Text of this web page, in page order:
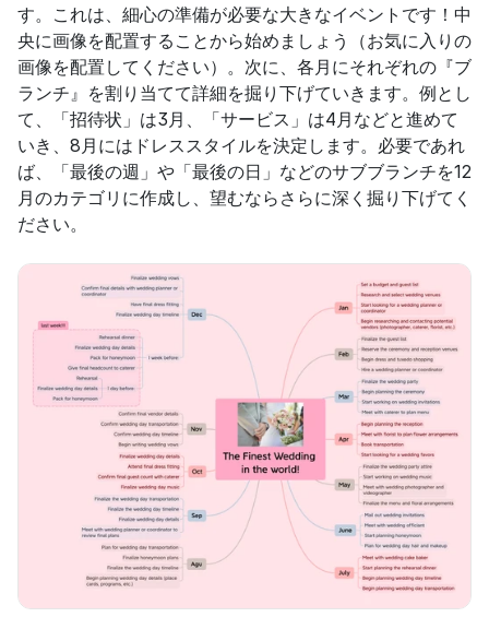
す。これは、細心の準備が必要な大きなイベントです！中
央に画像を配置することから始めましょう（お気に入りの
画像を配置してください）。次に、各月にそれぞれの『ブ
ランチ』を割り当てて詳細を掘り下げていきます。例とし
て、「招待状」は3月、「サービス」は4月などと進めて
いき、8月にはドレススタイルを決定します。必要であれ
ば、「最後の週」や「最後の日」などのサブブランチを12
月のカテゴリに作成し、望むならさらに深く掘り下げてく
ださい。